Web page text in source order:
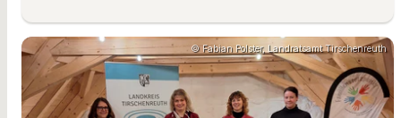
© Fabian Polster, Landratsamt Tirschenreuth